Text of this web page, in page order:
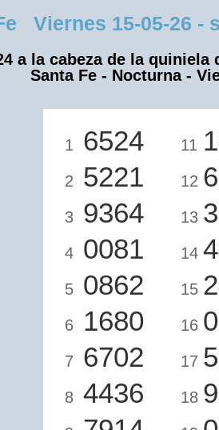
Viernes 15-05-26 -
a la cabeza de la quiniela
Santa Fe - Nocturna -
1 6524
2 5221
3 9364
4 0081
5 0862
6 1680
7 6702
8 4436
11
12
13
14
15
16
17
18